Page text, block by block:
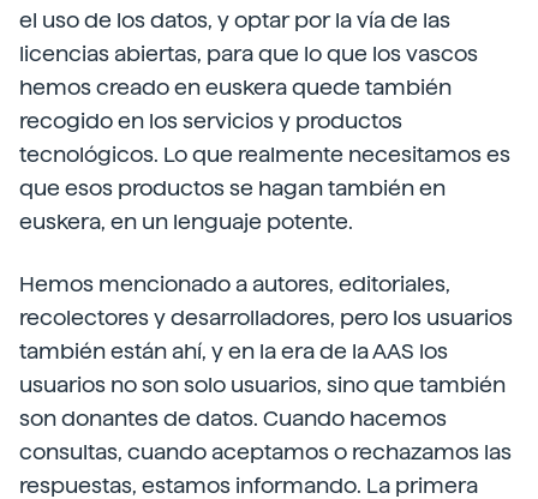
el uso de los datos, y optar por la vía de las
licencias abiertas, para que lo que los vascos
hemos creado en euskera quede también
recogido en los servicios y productos
tecnológicos. Lo que realmente necesitamos es
que esos productos se hagan también en
euskera, en un lenguaje potente.
Hemos mencionado a autores, editoriales,
recolectores y desarrolladores, pero los usuarios
también están ahí, y en la era de la AAS los
usuarios no son solo usuarios, sino que también
son donantes de datos. Cuando hacemos
consultas, cuando aceptamos o rechazamos las
respuestas, estamos informando. La primera